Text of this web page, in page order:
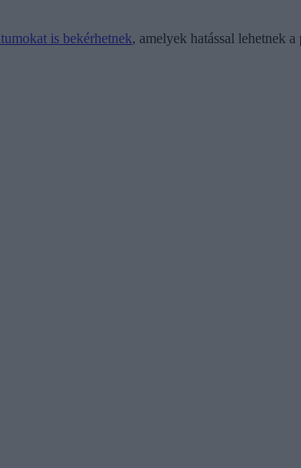
is bekérhetnek, amelyek hatással lehetnek